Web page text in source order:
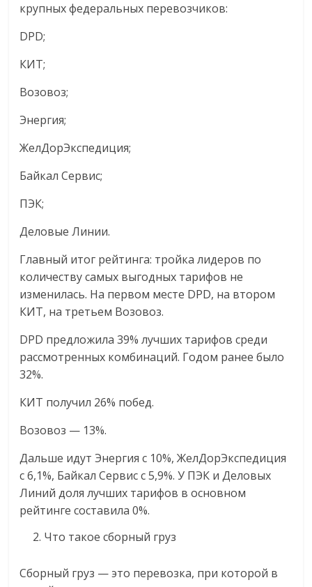
крупных федеральных перевозчиков:
DPD;
КИТ;
Возовоз;
Энергия;
ЖелДорЭкспедиция;
Байкал Сервис;
ПЭК;
Деловые Линии.
Главный итог рейтинга: тройка лидеров по
количеству самых выгодных тарифов не
изменилась. На первом месте DPD, на втором
КИТ, на третьем Возовоз.
DPD предложила 39% лучших тарифов среди
рассмотренных комбинаций. Годом ранее было
32%.
КИТ получил 26% побед.
Возовоз — 13%.
Дальше идут Энергия с 10%, ЖелДорЭкспедиция
с 6,1%, Байкал Сервис с 5,9%. У ПЭК и Деловых
Линий доля лучших тарифов в основном
рейтинге составила 0%.
Что такое сборный груз
Сборный груз — это перевозка, при которой в